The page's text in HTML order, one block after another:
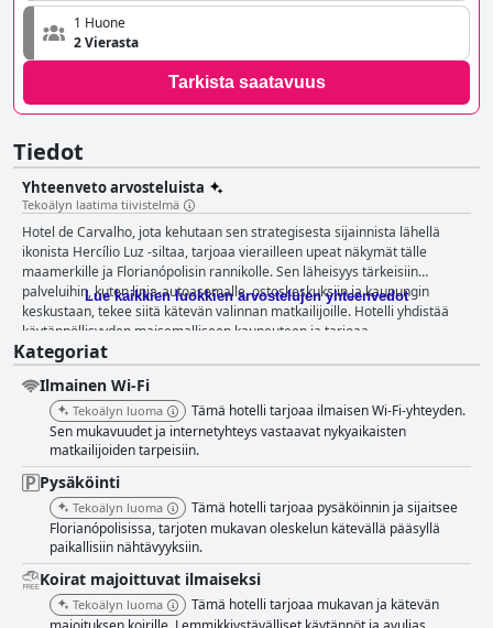
1 Huone
2 Vierasta
Tarkista saatavuus
Tiedot
Yhteenveto arvosteluista
Tekoälyn laatima tiivistelmä
Hotel de Carvalho, jota kehutaan sen strategisesta sijainnista lähellä
ikonista Hercílio Luz -siltaa, tarjoaa vierailleen upeat näkymät tälle
maamerkille ja Florianópolisin rannikolle. Sen läheisyys tärkeisiin
palveluihin, kuten linja-autoasemalle, ostoskeskuksiin ja kaupungin
keskustaan, tekee siitä kätevän valinnan matkailijoille. Hotelli yhdistää
käytännöllisyyden maisemalliseen kauneuteen ja tarjoaa
poikkeuksellisen tukikohdan tutkimusretkille. Vieraat korostavat usein
rahan arvoa ja huomioivat siistit ja hyvin järjestetyt huoneet, runsan
aamiaisen ja ystävällisen henkilökunnan. Aamiaisesta saadut arviot
vaihtelevat, mutta monet arvostavat maukkaita ja runsaita vaihtoehtoja.
Tuoreet tuotteet, herkulliset herkut, kuten ranskalainen paahtoleipä, ja
huomaavainen henkilökunta parantavat aamukokemusta. Hotellin
huoneita kehutaan jatkuvasti niiden puhtaudesta, tilavuudesta ja
moderneista mukavuuksista. Mukavat sängyt, Smart TV:t, tehokkaat
suihkut, split-ilmastointi ja runsaat pistorasiat takaavat viihtyisän ja
toimivan oleskelun. Upeat näkymät Hercílio Luz -sillalle useista huoneista
lisäävät kokemusta. Vaikka hotellin ulkonäkö ja yleiset tilat saattavat
vaikuttaa vanhentuneilta, remontoidut huoneet tarjoavat lämpimän ja
kutsuvan ilmapiirin, mikä tekee siitä sopivan niin perheille kuin
liikematkailijoillekin. Siisteys on Hotel de Carvalhon erottuva piirre, ja
Lue kaikkien luokkien arvostelujen yhteenvedot
Kategoriat
Ilmainen Wi-Fi
Tekoälyn luoma
Tämä hotelli tarjoaa ilmaisen Wi-Fi-yhteyden.
Sen mukavuudet ja internetyhteys vastaavat nykyaikaisten
matkailijoiden tarpeisiin.
Pysäköinti
Tekoälyn luoma
Tämä hotelli tarjoaa pysäköinnin ja sijaitsee
Florianópolisissa, tarjoten mukavan oleskelun kätevällä pääsyllä
paikallisiin nähtävyyksiin.
Koirat majoittuvat ilmaiseksi
Tekoälyn luoma
Tämä hotelli tarjoaa mukavan ja kätevän